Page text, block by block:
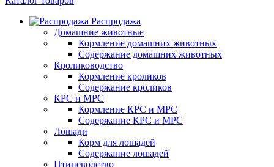
Распродажа
Домашние животные
Кормление домашних животных
Содержание домашних животных
Кролиководство
Кормление кроликов
Содержание кроликов
КРС и МРС
Кормление КРС и МРС
Содержание КРС и МРС
Лошади
Корм для лошадей
Содержание лошадей
Птицеводство